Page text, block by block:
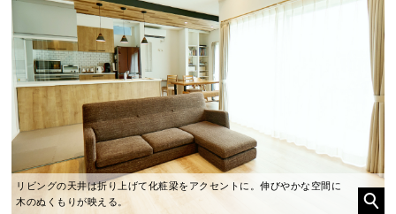
リビングの天井は折り上げて化粧梁をアクセントに。伸びやかな空間に
木のぬくもりが映える。